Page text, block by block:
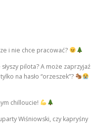
i nie chce pracować?
pilota? A może zaprzyjaź
na hasło “orzeszek”?
chilloucie!
Wiśniowski, czy kapryśny